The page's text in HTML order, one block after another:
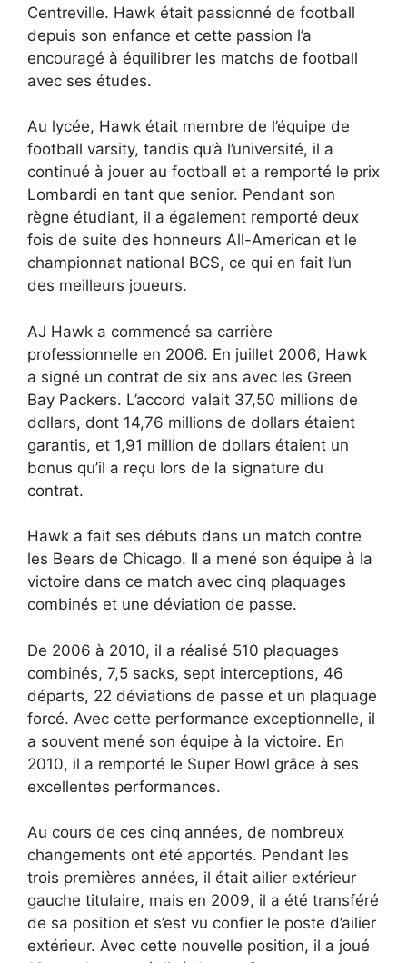
Centreville. Hawk était passionné de football
depuis son enfance et cette passion l’a
encouragé à équilibrer les matchs de football
avec ses études.
Au lycée, Hawk était membre de l’équipe de
football varsity, tandis qu’à l’université, il a
continué à jouer au football et a remporté le prix
Lombardi en tant que senior. Pendant son
règne étudiant, il a également remporté deux
fois de suite des honneurs All-American et le
championnat national BCS, ce qui en fait l’un
des meilleurs joueurs.
AJ Hawk a commencé sa carrière
professionnelle en 2006. En juillet 2006, Hawk
a signé un contrat de six ans avec les Green
Bay Packers. L’accord valait 37,50 millions de
dollars, dont 14,76 millions de dollars étaient
garantis, et 1,91 million de dollars étaient un
bonus qu’il a reçu lors de la signature du
contrat.
Hawk a fait ses débuts dans un match contre
les Bears de Chicago. Il a mené son équipe à la
victoire dans ce match avec cinq plaquages
combinés et une déviation de passe.
De 2006 à 2010, il a réalisé 510 plaquages
combinés, 7,5 sacks, sept interceptions, 46
départs, 22 déviations de passe et un plaquage
forcé. Avec cette performance exceptionnelle, il
a souvent mené son équipe à la victoire. En
2010, il a remporté le Super Bowl grâce à ses
excellentes performances.
Au cours de ces cinq années, de nombreux
changements ont été apportés. Pendant les
trois premières années, il était ailier extérieur
gauche titulaire, mais en 2009, il a été transféré
de sa position et s’est vu confier le poste d’ailier
extérieur. Avec cette nouvelle position, il a joué